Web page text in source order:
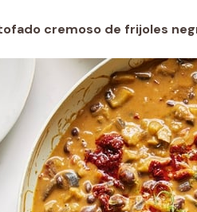
cremoso de frijoles